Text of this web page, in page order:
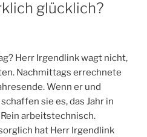
glücklich?
Herr Irgendlink wagt nicht,
Nachmittags errechnete
Wenn er und
sie es, das Jahr in
arbeitstechnisch.
hat Herr Irgendlink